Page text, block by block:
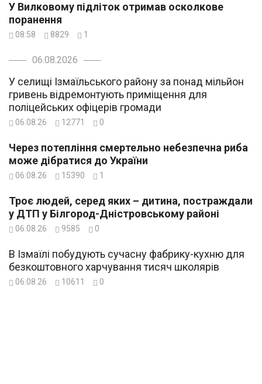
У Вилковому підліток отримав осколкове
поранення
08:58 8829 1
06.08.2026
У селищі Ізмаїльського району за понад мільйон
гривень відремонтують приміщення для
поліцейських офіцерів громади
06.08.26 12771 0
Через потепління смертельно небезпечна риба
може дібратися до України
06.08.26 15390 1
Троє людей, серед яких – дитина, постраждали
у ДТП у Білгород-Дністровському районі
06.08.26 9585 0
В Ізмаїлі побудують сучасну фабрику-кухню для
безкоштовного харчування тисяч школярів
06.08.26 10611 0